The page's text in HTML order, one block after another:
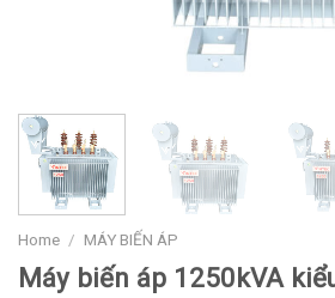
Home / MÁY BIẾN ÁP
Máy biến áp 1250kVA